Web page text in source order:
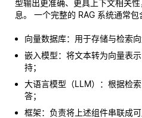
型输出更准确、更具上下文相关
息。 一个完整的 RAG 系统通常包
向量数据库：用于存储与检索向
嵌入模型：将文本转为向量表
持；
大语言模型（LLM）：根据检
答；
框架：负责将上述组件串联成可